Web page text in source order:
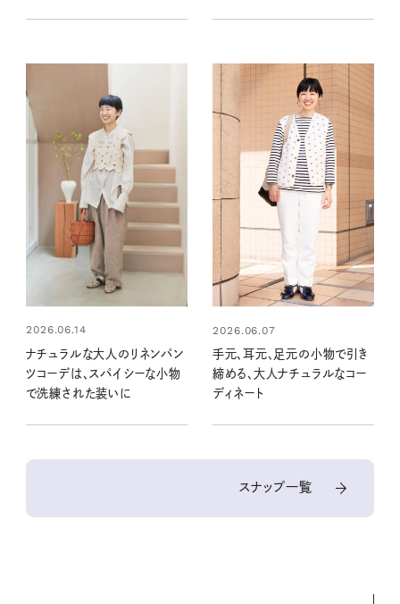
2026.06.14
ナチュラルな大人のリネンパン
ツコーデは、スパイシーな小物
で洗練された装いに
2026.06.07
手元、耳元、足元の小物で引き
締める、大人ナチュラルなコー
ディネート
スナップ一覧